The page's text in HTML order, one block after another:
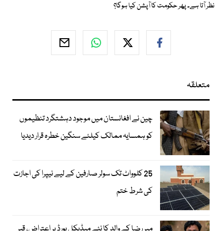
نظر آتا ہے۔ پھر حکومت کا آپشن کیا ہوگا؟
متعلقہ
چین نے افغانستان میں موجود دہشتگرد تنظیموں
کو ہمسایہ ممالک کیلئے سنگین خطرہ قرار دیدیا
25 کلوواٹ تک سولر صارفین کے لیے نیپرا کی اجازت
کی شرط ختم